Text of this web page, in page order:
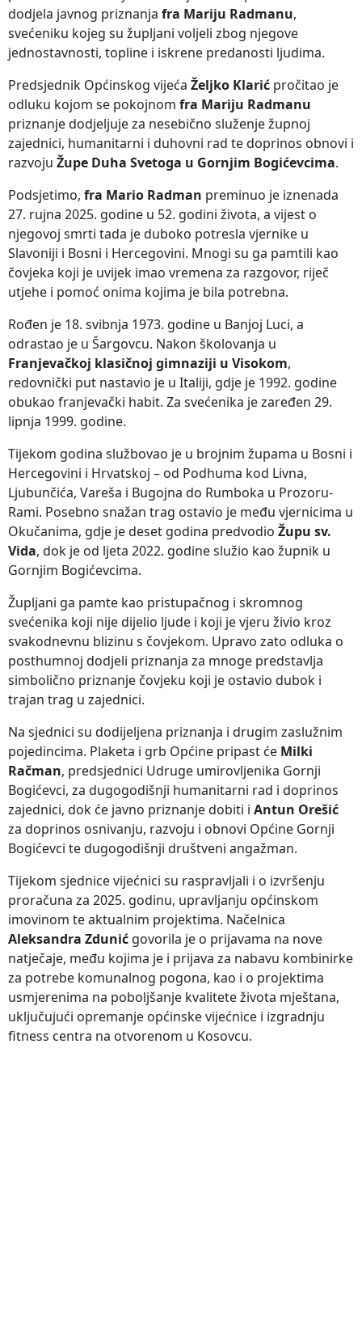
dodjela javnog priznanja fra Mariju Radmanu,
svećeniku kojeg su župljani voljeli zbog njegove
jednostavnosti, topline i iskrene predanosti ljudima.
Predsjednik Općinskog vijeća Željko Klarić pročitao je
odluku kojom se pokojnom fra Mariju Radmanu
priznanje dodjeljuje za nesebično služenje župnoj
zajednici, humanitarni i duhovni rad te doprinos obnovi i
razvoju Župe Duha Svetoga u Gornjim Bogićevcima.
Podsjetimo, fra Mario Radman preminuo je iznenada
27. rujna 2025. godine u 52. godini života, a vijest o
njegovoj smrti tada je duboko potresla vjernike u
Slavoniji i Bosni i Hercegovini. Mnogi su ga pamtili kao
čovjeka koji je uvijek imao vremena za razgovor, riječ
utjehe i pomoć onima kojima je bila potrebna.
Rođen je 18. svibnja 1973. godine u Banjoj Luci, a
odrastao je u Šargovcu. Nakon školovanja u
Franjevačkoj klasičnoj gimnaziji u Visokom,
redovnički put nastavio je u Italiji, gdje je 1992. godine
obukao franjevački habit. Za svećenika je zaređen 29.
lipnja 1999. godine.
Tijekom godina službovao je u brojnim župama u Bosni i
Hercegovini i Hrvatskoj – od Podhuma kod Livna,
Ljubunčića, Vareša i Bugojna do Rumboka u Prozoru-
Rami. Posebno snažan trag ostavio je među vjernicima u
Okučanima, gdje je deset godina predvodio Župu sv.
Vida, dok je od ljeta 2022. godine služio kao župnik u
Gornjim Bogićevcima.
Župljani ga pamte kao pristupačnog i skromnog
svećenika koji nije dijelio ljude i koji je vjeru živio kroz
svakodnevnu blizinu s čovjekom. Upravo zato odluka o
posthumnoj dodjeli priznanja za mnoge predstavlja
simbolično priznanje čovjeku koji je ostavio dubok i
trajan trag u zajednici.
Na sjednici su dodijeljena priznanja i drugim zaslužnim
pojedincima. Plaketa i grb Općine pripast će Milki
Račman, predsjednici Udruge umirovljenika Gornji
Bogićevci, za dugogodišnji humanitarni rad i doprinos
zajednici, dok će javno priznanje dobiti i Antun Orešić
za doprinos osnivanju, razvoju i obnovi Općine Gornji
Bogićevci te dugogodišnji društveni angažman.
Tijekom sjednice vijećnici su raspravljali i o izvršenju
proračuna za 2025. godinu, upravljanju općinskom
imovinom te aktualnim projektima. Načelnica
Aleksandra Zdunić govorila je o prijavama na nove
natječaje, među kojima je i prijava za nabavu kombinirke
za potrebe komunalnog pogona, kao i o projektima
usmjerenima na poboljšanje kvalitete života mještana,
uključujući opremanje općinske vijećnice i izgradnju
fitness centra na otvorenom u Kosovcu.